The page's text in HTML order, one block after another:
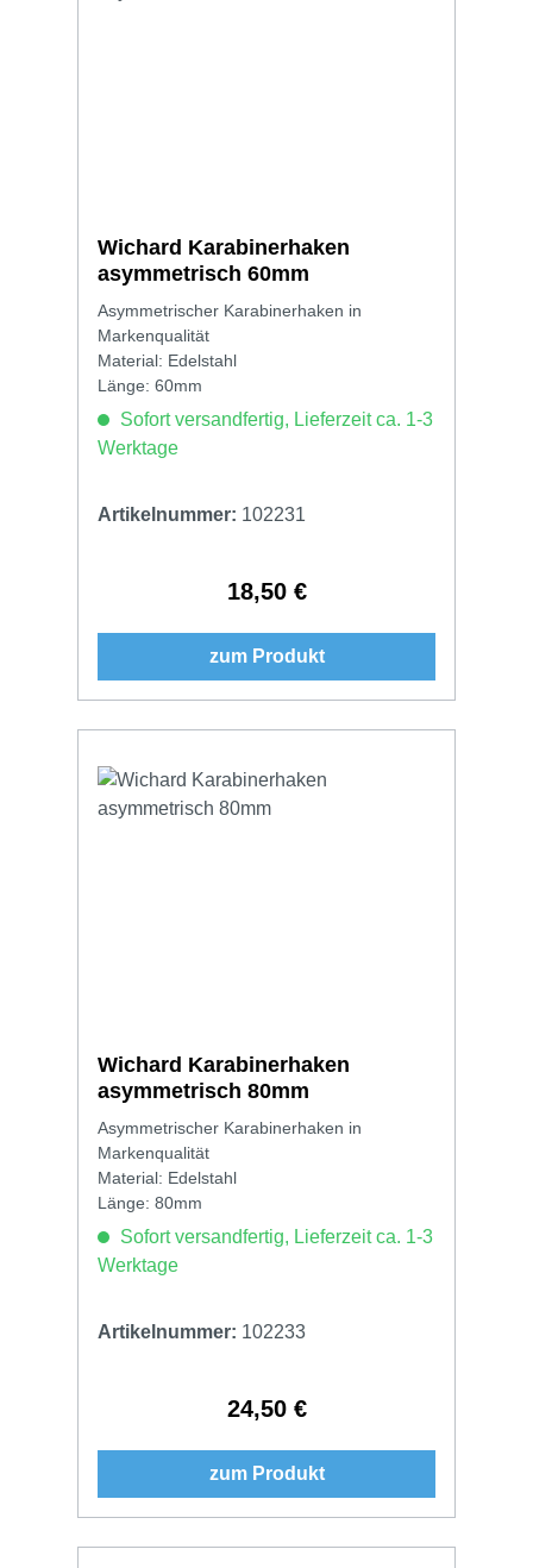
Wichard Karabinerhaken
asymmetrisch 60mm
Asymmetrischer Karabinerhaken in
Markenqualität
Material: Edelstahl
Länge: 60mm
Sofort versandfertig, Lieferzeit ca. 1-3
Werktage
Artikelnummer: 102231
Regulärer Preis:
18,50 €
zum Produkt
Wichard Karabinerhaken
asymmetrisch 80mm
Asymmetrischer Karabinerhaken in
Markenqualität
Material: Edelstahl
Länge: 80mm
Sofort versandfertig, Lieferzeit ca. 1-3
Werktage
Artikelnummer: 102233
Regulärer Preis:
24,50 €
zum Produkt